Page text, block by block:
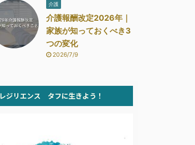
介護
介護報酬改定2026年｜
家族が知っておくべき3
つの変化
2026/7/9
レジリエンス タフに生きよう！